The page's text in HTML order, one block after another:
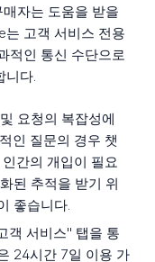
자는 도움을 받을
는 고객 서비스 전용
적인 통신 수단으로
니다.
요청의 복잡성에
인 질문의 경우 챗
간의 개입이 필요
된 추적을 받기 위
좋습니다.
객 서비스" 탭을 통
24시간 7일 이용 가